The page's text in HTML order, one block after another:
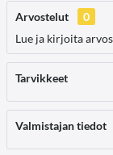
Arvostelut
0
Lue ja kirjoita
Tarvikkeet
Valmistajan tiedot